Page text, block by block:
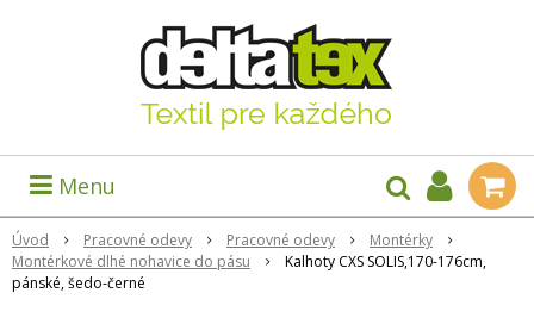
Menu
Úvod Pracovné odevy Pracovné odevy
Montérky
Montérkové dlhé nohavice do pásu
Kalhoty CXS SOLIS,170-176cm,
pánské, šedo-černé